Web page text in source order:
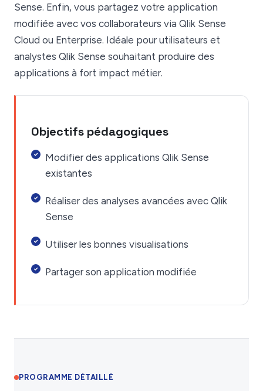
Sense. Enfin, vous partagez votre application
modifiée avec vos collaborateurs via Qlik Sense
Cloud ou Enterprise. Idéale pour utilisateurs et
analystes Qlik Sense souhaitant produire des
applications à fort impact métier.
Objectifs pédagogiques
Modifier des applications Qlik Sense
existantes
Réaliser des analyses avancées avec Qlik
Sense
Utiliser les bonnes visualisations
Partager son application modifiée
PROGRAMME DÉTAILLÉ